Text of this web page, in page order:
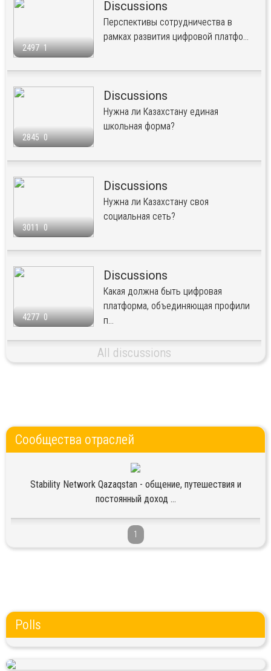
2497 1
Discussions
Перспективы сотрудничества в
рамках развития цифровой платфо...
2845 0
Discussions
Нужна ли Казахстану единая
школьная форма?
3011 0
Discussions
Нужна ли Казахстану своя
социальная сеть?
4277 0
Discussions
Какая должна быть цифровая
платформа, объединяющая профили
п...
All discussions
Сообщества отраслей
Stability Network Qazaqstan - общение, путешествия и
постоянный доход ...
1
Polls